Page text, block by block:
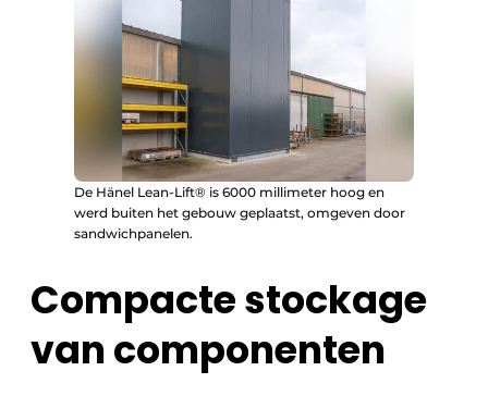
De Hänel Lean-Lift® is 6000 millimeter hoog en
werd buiten het gebouw geplaatst, omgeven door
sandwichpanelen.
Compacte stockage
van componenten